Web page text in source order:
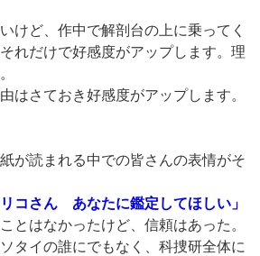
けど、作中で解剖台の上に乗ってく
れだけで好感度がアップします。理
はさておき好感度がアップします。
が読まれる中での皆さんの表情がそ
リコさん あなたに鑑定してほしい」
とはなかったけど、信頼はあった。
タイの誰にでもなく、科捜研全体に